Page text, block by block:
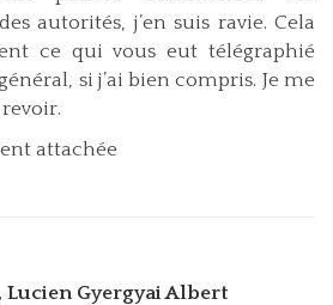
autorités, j’en suis ravie. Cela
ce qui vous eut télégraphié
si j’ai bien compris. Je me
attachée
Lucien Gyergyai Albert